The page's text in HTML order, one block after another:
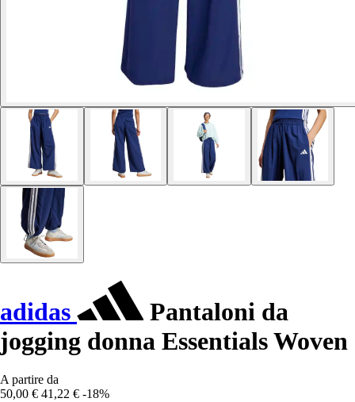
adidas
Pantaloni da
jogging donna Essentials Woven
A partire da
50,00 € 41,22 € -18%